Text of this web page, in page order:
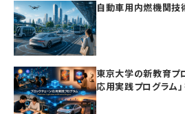
自動車用内燃機関技
東京大学の新教育プ
応用実践プログラム